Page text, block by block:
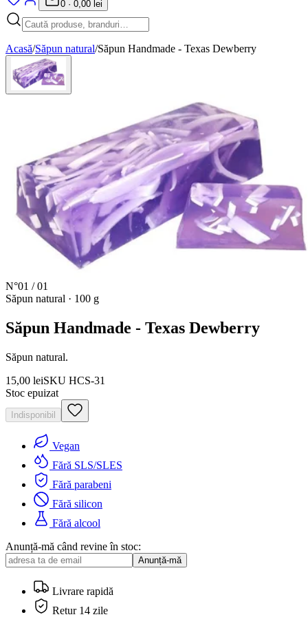
0 · 0,00 lei
Acasă/Săpun natural/Săpun Handmade - Texas Dewberry
N°01 /01
Săpun natural · 100 g
Săpun Handmade - Texas Dewberry
Săpun natural.
15,00 leiSKU HCS-31
Stoc epuizat
Indisponibil
Vegan
Fără SLS/SLES
Fără parabeni
Fără silicon
Fără alcool
Anunță-mă când revine în stoc:
Anunță-mă
Livrare rapidă
Retur 14 zile